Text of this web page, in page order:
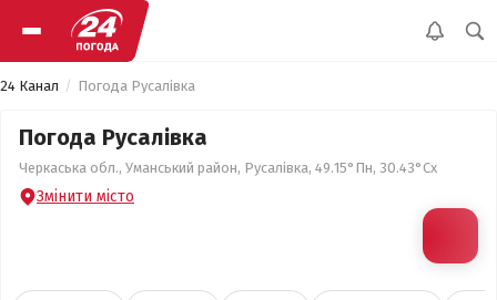
24 Канал Погода Русалівка
Погода Русалівка
Черкаська обл., Уманський район, Русалівка, 49.15°Пн, 30.43°Сх
Змінити місто